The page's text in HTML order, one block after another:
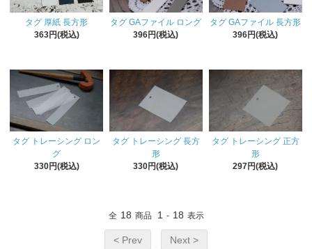
タグ 厚紙 長方形
363円(税込)
タグ GAファイル ロング
396円(税込)
タグ GAファイル 長方形
396円(税込)
タグ トレーシング ロン
グ
330円(税込)
タグ トレーシング 長方
形
330円(税込)
タグ トレーシング 正方
形
297円(税込)
全 18 商品 1 - 18 表示
< Prev Next >